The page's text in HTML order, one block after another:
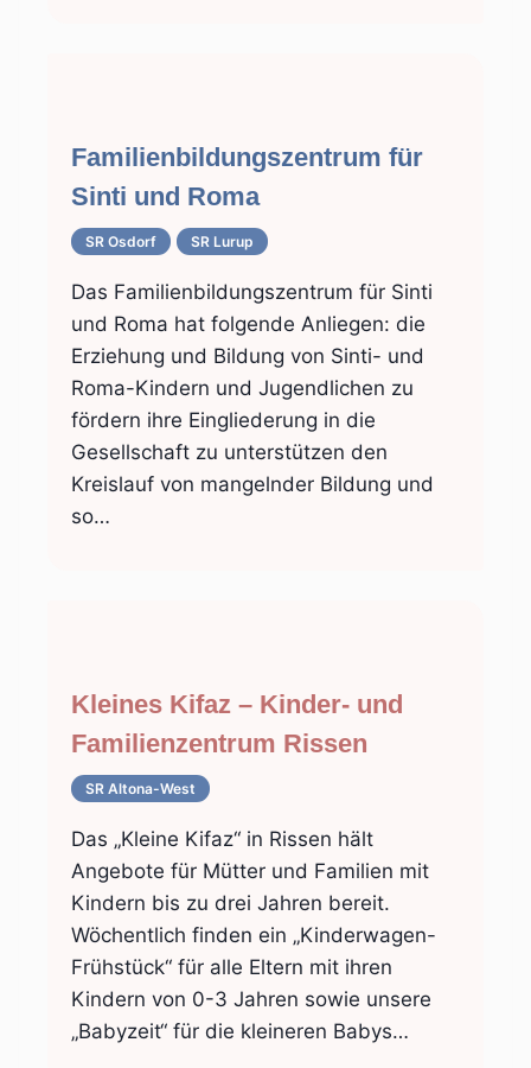
Familienbildungszentrum für
Sinti und Roma
SR Osdorf SR Lurup
Das Familienbildungszentrum für Sinti
und Roma hat folgende Anliegen: die
Erziehung und Bildung von Sinti- und
Roma-Kindern und Jugendlichen zu
fördern ihre Eingliederung in die
Gesellschaft zu unterstützen den
Kreislauf von mangelnder Bildung und
so…
Kleines Kifaz – Kinder- und
Familienzentrum Rissen
SR Altona-West
Das „Kleine Kifaz“ in Rissen hält
Angebote für Mütter und Familien mit
Kindern bis zu drei Jahren bereit.
Wöchentlich finden ein „Kinderwagen-
Frühstück“ für alle Eltern mit ihren
Kindern von 0-3 Jahren sowie unsere
„Babyzeit“ für die kleineren Babys…